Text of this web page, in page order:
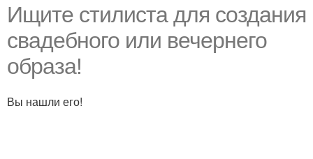
Ищите стилиста для создания
свадебного или вечернего
образа!
Вы нашли его!